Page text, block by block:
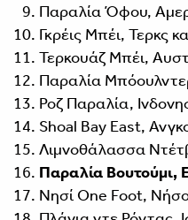
Παραλία Όφου,
Γκρέις Μπέι, Τερκς
Τερκουάζ Μπέι,
Παραλία
Ροζ Παραλία,
Shoal Bay East,
Λιμνοθάλασσα
Παραλία Βουτούμι,
Νησί One Foot,